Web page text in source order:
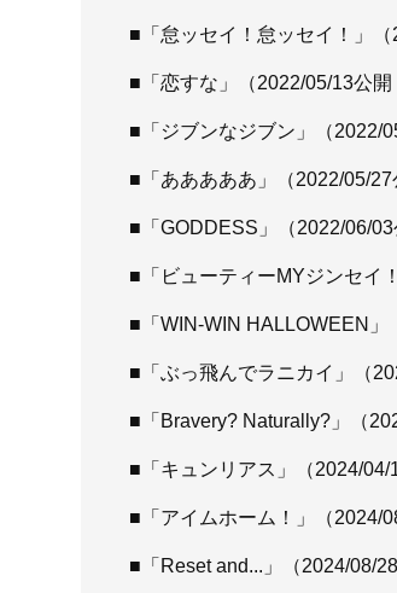
■「怠ッセイ！怠ッセイ！」（
■「恋すな」（2022/05/13公開
■「ジブンなジブン」（2022/
■「あああああ」（2022/05/
■「GODDESS」（2022/06/03
■「ビューティーMYジンセイ
■「WIN-WIN HALLOWEEN」
■「ぶっ飛んでラニカイ」（
■「Bravery? Naturally?」（
■「キュンリアス」（2024/04/
■「アイムホーム！」（2024/
■「Reset and...」（2024/08/28